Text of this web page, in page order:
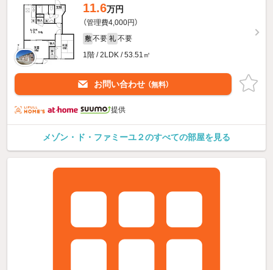
11.6万円
（管理費4,000円）
敷 不要 礼 不要
1階 / 2LDK / 53.51㎡
お問い合わせ （無料）
提供
メゾン・ド・ファミーユ２のすべての部屋を見る